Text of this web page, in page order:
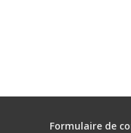
Formulaire de